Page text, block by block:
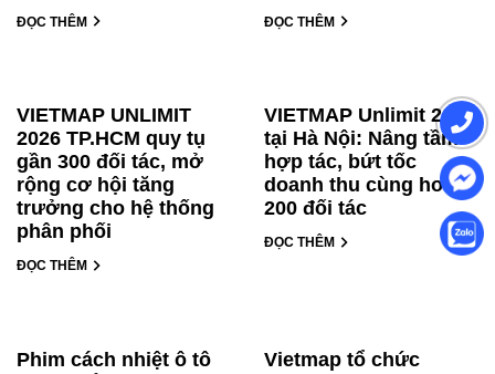
ĐỌC THÊM ĐỌC THÊM
VIETMAP UNLIMIT
2026 TP.HCM quy tụ
gần 300 đối tác, mở
rộng cơ hội tăng
trưởng cho hệ thống
phân phối
ĐỌC THÊM
VIETMAP Unlimit 2026
tại Hà Nội: Nâng tầm
hợp tác, bứt tốc
doanh thu cùng hơn
200 đối tác
ĐỌC THÊM
Phim cách nhiệt ô tô
Vietmap tổ chức